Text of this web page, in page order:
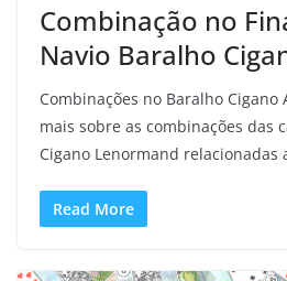
Combinação no
Navio Baralho
Combinações no Baralho
mais sobre as combinações das
Cigano Lenormand relacionadas
Read More